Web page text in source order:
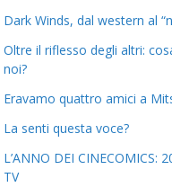
Dark Winds, dal western al
Oltre il riflesso degli altri:
noi?
Eravamo quattro amici a
La senti questa voce?
L’ANNO DEI CINECOMICS:
TV